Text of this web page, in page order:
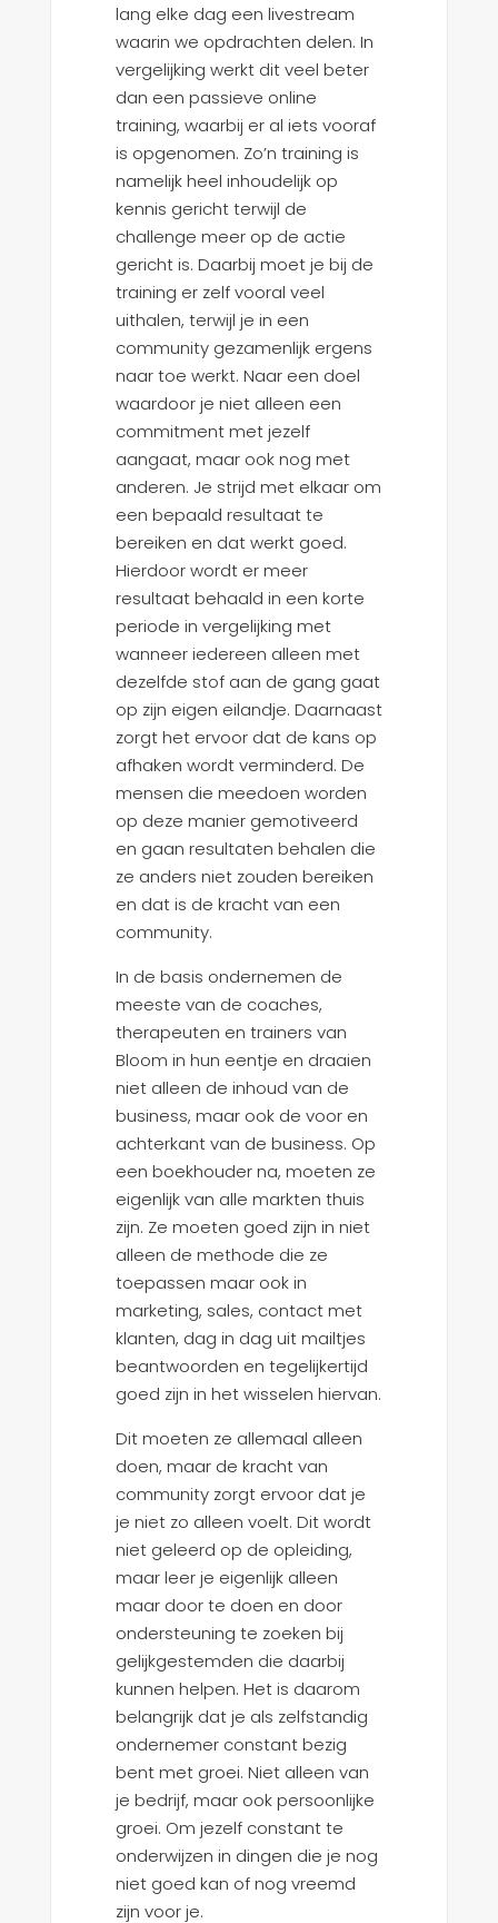
lang elke dag een livestream
waarin we opdrachten delen. In
vergelijking werkt dit veel beter
dan een passieve online
training, waarbij er al iets vooraf
is opgenomen. Zo’n training is
namelijk heel inhoudelijk op
kennis gericht terwijl de
challenge meer op de actie
gericht is. Daarbij moet je bij de
training er zelf vooral veel
uithalen, terwijl je in een
community gezamenlijk ergens
naar toe werkt. Naar een doel
waardoor je niet alleen een
commitment met jezelf
aangaat, maar ook nog met
anderen. Je strijd met elkaar om
een bepaald resultaat te
bereiken en dat werkt goed.
Hierdoor wordt er meer
resultaat behaald in een korte
periode in vergelijking met
wanneer iedereen alleen met
dezelfde stof aan de gang gaat
op zijn eigen eilandje. Daarnaast
zorgt het ervoor dat de kans op
afhaken wordt verminderd. De
mensen die meedoen worden
op deze manier gemotiveerd
en gaan resultaten behalen die
ze anders niet zouden bereiken
en dat is de kracht van een
community.
In de basis ondernemen de
meeste van de coaches,
therapeuten en trainers van
Bloom in hun eentje en draaien
niet alleen de inhoud van de
business, maar ook de voor en
achterkant van de business. Op
een boekhouder na, moeten ze
eigenlijk van alle markten thuis
zijn. Ze moeten goed zijn in niet
alleen de methode die ze
toepassen maar ook in
marketing, sales, contact met
klanten, dag in dag uit mailtjes
beantwoorden en tegelijkertijd
goed zijn in het wisselen hiervan.
Dit moeten ze allemaal alleen
doen, maar de kracht van
community zorgt ervoor dat je
je niet zo alleen voelt. Dit wordt
niet geleerd op de opleiding,
maar leer je eigenlijk alleen
maar door te doen en door
ondersteuning te zoeken bij
gelijkgestemden die daarbij
kunnen helpen. Het is daarom
belangrijk dat je als zelfstandig
ondernemer constant bezig
bent met groei. Niet alleen van
je bedrijf, maar ook persoonlijke
groei. Om jezelf constant te
onderwijzen in dingen die je nog
niet goed kan of nog vreemd
zijn voor je.